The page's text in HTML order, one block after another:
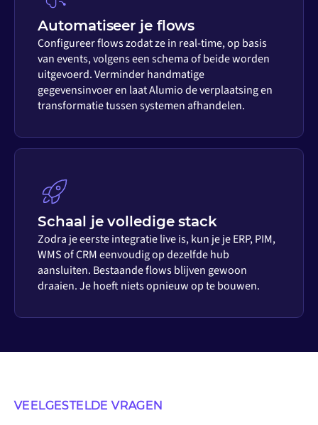
Automatiseer je flows
Configureer flows zodat ze in real-time, op basis
van events, volgens een schema of beide worden
uitgevoerd. Verminder handmatige
gegevensinvoer en laat Alumio de verplaatsing en
transformatie tussen systemen afhandelen.
Schaal je volledige stack
Zodra je eerste integratie live is, kun je je ERP, PIM,
WMS of CRM eenvoudig op dezelfde hub
aansluiten. Bestaande flows blijven gewoon
draaien. Je hoeft niets opnieuw op te bouwen.
VEELGESTELDE VRAGEN